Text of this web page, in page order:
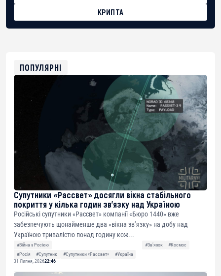
КРИПТА
0xfD02863D3289416fcF50975c9DFda13623f97758
ПОПУЛЯРНІ
Супутники «Рассвет» досягли вікна стабільного
покриття у кілька годин зв’язку над Україною
Російські супутники «Рассвет» компанії «Бюро 1440» вже
забезпечують щонайменше два «вікна зв’язку» на добу над
Україною тривалістю понад годину кож...
#Війна з Росією #Звʼязок
#Космос
#Росія
#Супутник #Супутники «Рассвет»
#Україна
31 Липня, 202622:46